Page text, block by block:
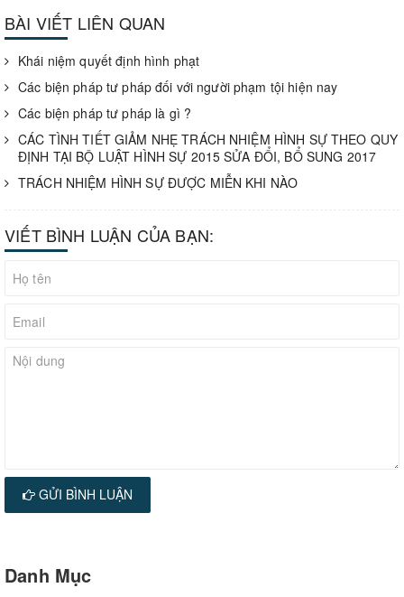
BÀI VIẾT LIÊN QUAN
Khái niệm quyết định hình phạt
Các biện pháp tư pháp đối với người phạm tội hiện nay
Các biện pháp tư pháp là gì ?
CÁC TÌNH TIẾT GIẢM NHẸ TRÁCH NHIỆM HÌNH SỰ THEO QUY
ĐỊNH TẠI BỘ LUẬT HÌNH SỰ 2015 SỬA ĐỔI, BỔ SUNG 2017
TRÁCH NHIỆM HÌNH SỰ ĐƯỢC MIỄN KHI NÀO
VIẾT BÌNH LUẬN CỦA BẠN:
GỬI BÌNH LUẬN
Danh Mục